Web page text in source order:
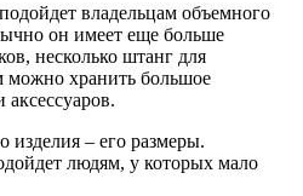
владельцам объемного
он имеет еще больше
несколько штанг для
можно хранить большое
изделия – его размеры.
людям, у которых мало